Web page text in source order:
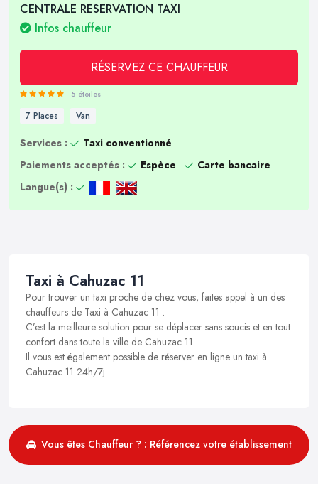
CENTRALE RESERVATION TAXI
Infos chauffeur
RÉSERVEZ CE CHAUFFEUR
5 étoiles
7 Places Van
Services :
Taxi conventionné
Paiements acceptés :
Espèce
Carte bancaire
Langue(s) :
Taxi à Cahuzac 11
Pour trouver un taxi proche de chez vous, faites appel à un des
chauffeurs de Taxi à Cahuzac 11 .
C’est la meilleure solution pour se déplacer sans soucis et en tout
confort dans toute la ville de Cahuzac 11.
Il vous est également possible de réserver en ligne un taxi à
Cahuzac 11 24h/7j .
Vous êtes Chauffeur ? : Référencez votre établissement